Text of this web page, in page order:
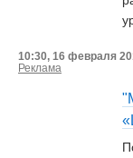
10:30, 16 февраля
Реклама